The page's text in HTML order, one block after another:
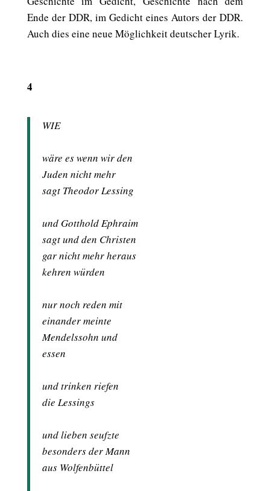
Ende der DDR, im Gedicht eines Autors der DDR.
Auch dies eine neue Möglichkeit deutscher Lyrik.
4
WIE
wäre es wenn wir den
Juden nicht mehr
sagt Theodor Lessing
und Gotthold Ephraim
sagt und den Christen
gar nicht mehr heraus
kehren würden
nur noch reden mit
einander meinte
Mendelssohn und
essen
und trinken riefen
die Lessings
und lieben seufzte
besonders der Mann
aus Wolfenbüttel